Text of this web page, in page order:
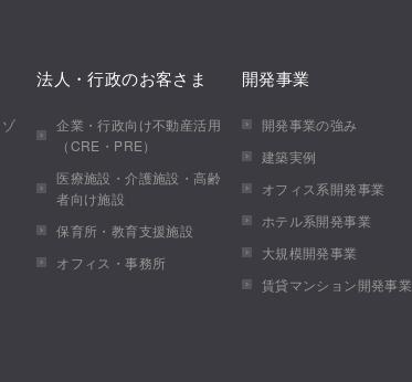
法人・行政のお客さま
企業・行政向け不動産活用
（CRE・PRE）
医療施設・介護施設・高齢
者向け施設
保育所・教育支援施設
オフィス・事務所
開発事業
開発事業の強み
建築実例
オフィス系開発事業
ホテル系開発事業
大規模開発事業
賃貸マンション開発事業